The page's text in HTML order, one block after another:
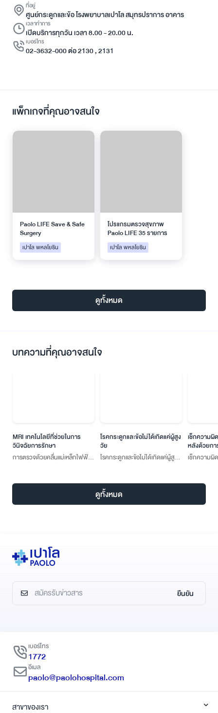
ที่อยู่
ศูนย์กระดูกและข้อ โรงพยาบาลเปาโล สมุทรปราการ อาคาร
เวลาทำการ
เปิดบริการทุกวัน เวลา 8.00 - 20.00 น.
เบอร์โทร
02-3632-000 ต่อ 2130 , 2131
แพ็กเกจที่คุณอาจสนใจ
Paolo LIFE Save & Safe
Surgery
เปาโล พหลโยธิน
โปรแกรมตรวจสุขภาพ
Paolo LIFE 35 รายการ
เปาโล พหลโยธิน
ดูทั้งหมด
บทความที่คุณอาจสนใจ
MRI เทคโนโลยีที่ช่วยในการ
วินิจฉัยการรักษา
การตรวจด้วยคลื่นแม่เหล็กไฟฟ้า
ซ้อนสูงได้ แต่จะใช้ตรวจอวัยวะอะไร
โรคกระดูกและข้อไม่ได้เกิดแค่ผู้สูง
วัย
โรคกระดูกและข้อไม่ได้เกิดแค่ผู้สูง
เช็กความ
หลังด้วยกา
เช็กความผิ
ดูทั้งหมด
ยืนยัน
เบอร์โทร
1772
อีเมล
paolo@paolohospital.com
สาขาของเรา